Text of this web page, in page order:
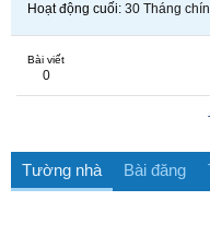
Hoạt động cuối 30 Tháng
Bài viết
0
Tường nhà Bài đăng